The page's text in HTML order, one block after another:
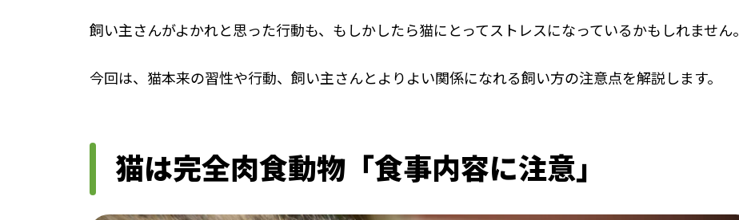
飼い主さんがよかれと思った行動も、もしかしたら猫にとってストレスになっているかもしれません。
今回は、猫本来の習性や行動、飼い主さんとよりよい関係になれる飼い方の注意点を解説します。
猫は完全肉食動物「食事内容に注意」